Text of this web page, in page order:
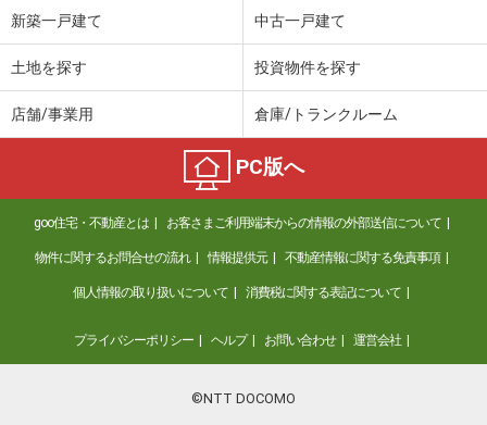
新築一戸建て 中古一戸建て
土地を探す 投資物件を探す
店舗/事業用 倉庫/トランクルーム
PC版へ
goo住宅・不動産とは お客さまご利用端末からの情報の外部送信について
物件に関するお問合せの流れ 情報提供元 不動産情報に関する免責事項
個人情報の取り扱いについて 消費税に関する表記について
プライバシーポリシー ヘルプ お問い合わせ 運営会社
©NTT DOCOMO